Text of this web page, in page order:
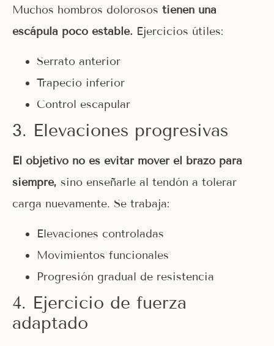
Muchos hombros dolorosos tienen una
escápula poco estable. Ejercicios útiles:
Serrato anterior
Trapecio inferior
Control escapular
3. Elevaciones progresivas
El objetivo no es evitar mover el brazo para
siempre, sino enseñarle al tendón a tolerar
carga nuevamente. Se trabaja:
Elevaciones controladas
Movimientos funcionales
Progresión gradual de resistencia
4. Ejercicio de fuerza
adaptado